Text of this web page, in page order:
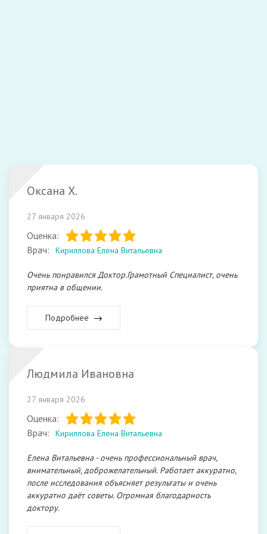
Оксана Х.
27 января 2026
Оценка:
Врач:
Кириллова Елена Витальевна
Очень понравился Доктор.Грамотный Специалист, очень
приятна в общении.
Подробнее
Людмила Ивановна
27 января 2026
Оценка:
Врач:
Кириллова Елена Витальевна
Елена Витальевна - очень профессиональный врач,
внимательный, доброжелательный. Работает аккуратно,
после исследования объясняет результаты и очень
аккуратно даёт советы. Огромная благодарность
доктору.